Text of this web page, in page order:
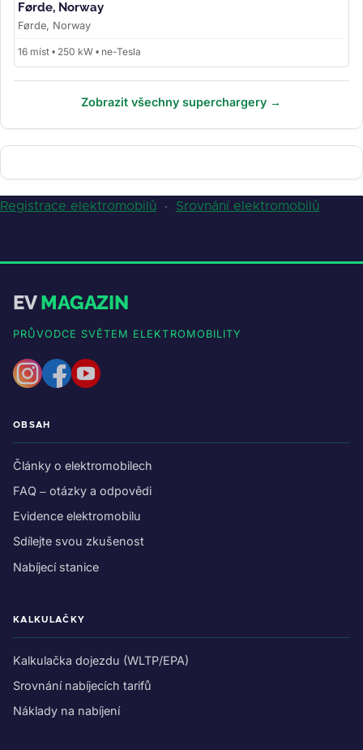
Førde, Norway
Førde, Norway
16 míst • 250 kW • ne-Tesla
Zobrazit všechny superchargery →
Registrace elektromobilů · Srovnání elektromobilů
EVMAGAZIN
PRŮVODCE SVĚTEM ELEKTROMOBILITY
OBSAH
Články o elektromobilech
FAQ – otázky a odpovědi
Evidence elektromobilu
Sdílejte svou zkušenost
Nabíjecí stanice
KALKULAČKY
Kalkulačka dojezdu (WLTP/EPA)
Srovnání nabíjecích tarifů
Náklady na nabíjení